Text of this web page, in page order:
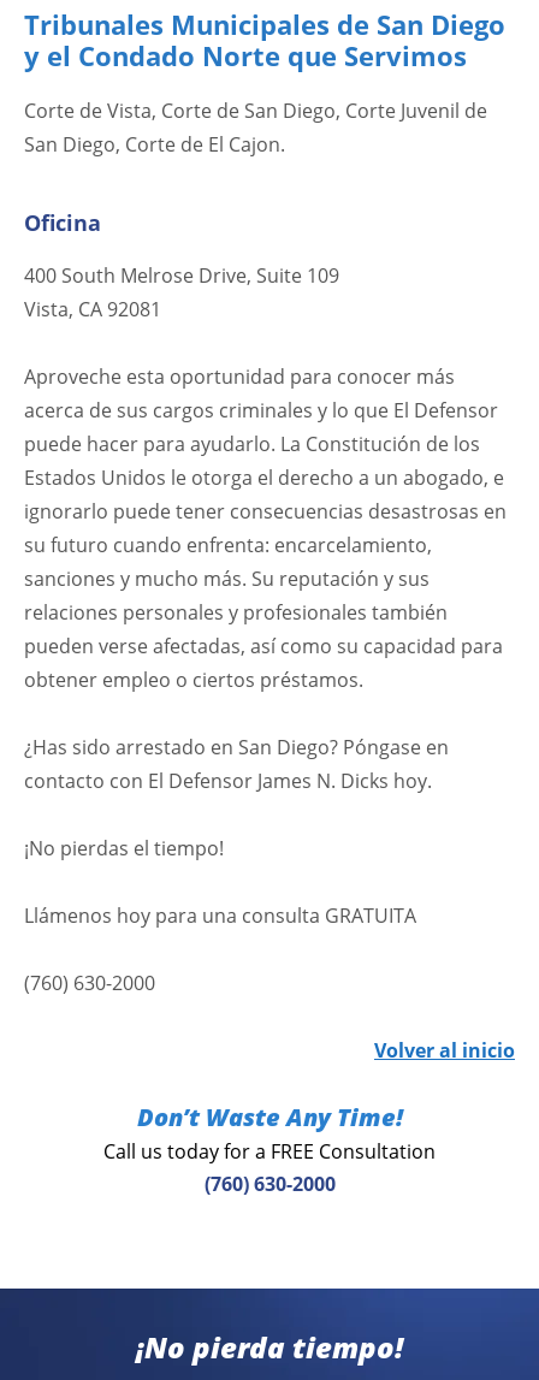
Tribunales Municipales de San Diego
y el Condado Norte que Servimos
Corte de Vista, Corte de San Diego, Corte Juvenil de
San Diego, Corte de El Cajon.
Oficina
400 South Melrose Drive, Suite 109
Vista, CA 92081
Aproveche esta oportunidad para conocer más
acerca de sus cargos criminales y lo que El Defensor
puede hacer para ayudarlo. La Constitución de los
Estados Unidos le otorga el derecho a un abogado, e
ignorarlo puede tener consecuencias desastrosas en
su futuro cuando enfrenta: encarcelamiento,
sanciones y mucho más. Su reputación y sus
relaciones personales y profesionales también
pueden verse afectadas, así como su capacidad para
obtener empleo o ciertos préstamos.
¿Has sido arrestado en San Diego? Póngase en
contacto con El Defensor James N. Dicks hoy.
¡No pierdas el tiempo!
Llámenos hoy para una consulta GRATUITA
(760) 630-2000
Volver al inicio
Don’t Waste Any Time!
Call us today for a FREE Consultation
(760) 630-2000
¡No pierda tiempo!